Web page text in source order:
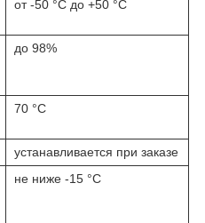
от -50 °С до +50 °С
до 98%
70 °С
устанавливается при заказе
не ниже -15 °С